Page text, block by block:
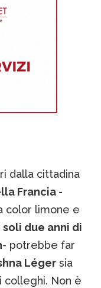
dalla cittadina
Francia -
color limone e
due anni di
- potrebbe far
Léger sia
colleghi. Non è